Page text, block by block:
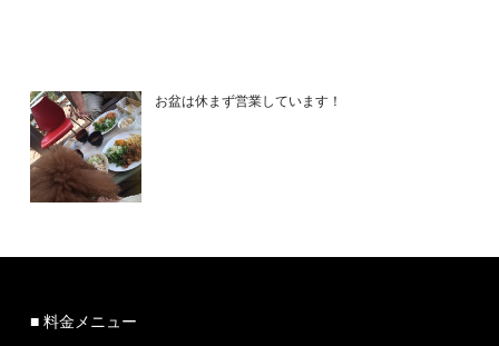
お盆は休まず営業しています！
■ 料金メニュー